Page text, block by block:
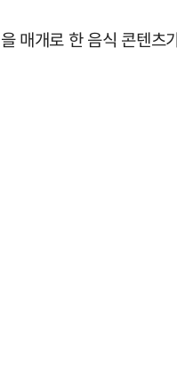
매개로 한 음식 콘텐츠